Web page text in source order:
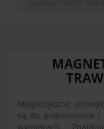
Magnetyczne
są do podnoszenia i